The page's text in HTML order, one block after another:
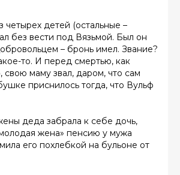
четырех детей (остальные –
без вести под Вязьмой. Был он
– бронь имел. Звание?
то. И перед смертью, как
свою маму звал, даром, что сам
приснилось тогда, что Вульф
деда забрала к себе дочь,
жена» пенсию у мужа
его похлебкой на бульоне от